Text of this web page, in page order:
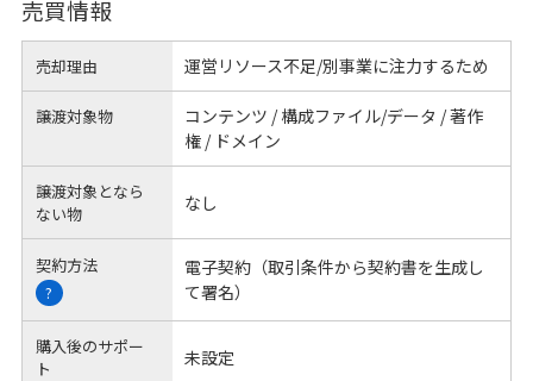
売買情報
売却理由 運営リソース不足/別事業に注力するため
譲渡対象物
コンテンツ / 構成ファイル/データ / 著作
権 / ドメイン
譲渡対象となら
ない物
なし
契約方法
?
電子契約（取引条件から契約書を生成し
て署名）
購入後のサポー
ト
未設定